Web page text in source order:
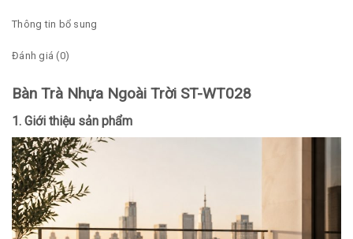
Thông tin bổ sung
Đánh giá (0)
Bàn Trà Nhựa Ngoài Trời ST-WT028
1. Giới thiệu sản phẩm